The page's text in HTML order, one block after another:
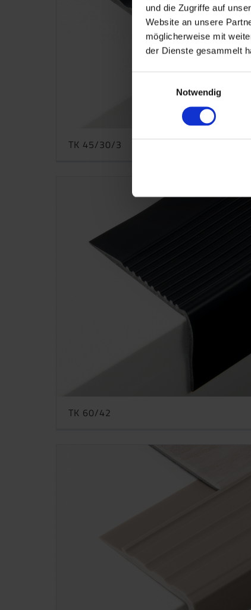
und die Zugriffe auf
Website an unsere
möglicherweise mit
der Dienste gesammelt
Notwendig
TK 45/30/3
TK 60/42